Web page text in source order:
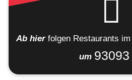
Ab hier folgen Restaurants im
um 93093